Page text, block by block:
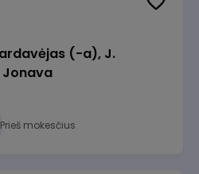
(-a), J.
Jonava
Prieš mokesčius